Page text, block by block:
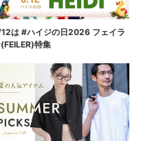
は #ハイジの日2026 フェイラ
特集